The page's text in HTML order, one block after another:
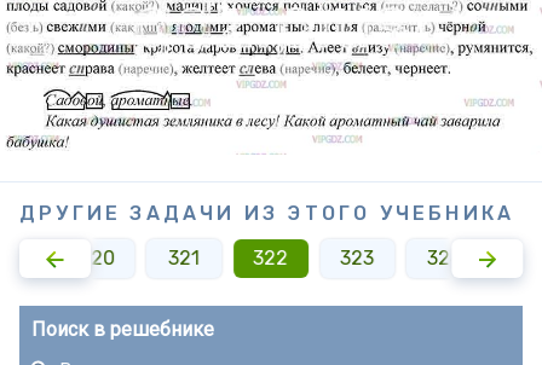
ДРУГИЕ ЗАДАЧИ ИЗ ЭТОГО УЧЕБНИКА
320 321 322 323 324
Поиск в решебнике